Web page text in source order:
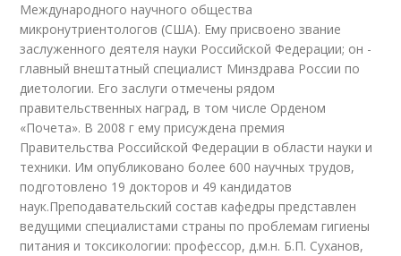
Международного научного общества
микронутриентологов (США). Ему присвоено звание
заслуженного деятеля науки Российской Федерации; он -
главный внештатный специалист Минздрава России по
диетологии. Его заслуги отмечены рядом
правительственных наград, в том числе Орденом
«Почета». В 2008 г ему присуждена премия
Правительства Российской Федерации в области науки и
техники. Им опубликовано более 600 научных трудов,
подготовлено 19 докторов и 49 кандидатов
наук.Преподавательский состав кафедры представлен
ведущими специалистами страны по проблемам гигиены
питания и токсикологии: профессор, д.м.н. Б.П. Суханов,